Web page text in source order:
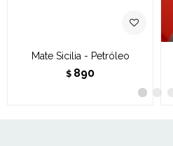
Mate Sicilia - Petróleo
$ 890